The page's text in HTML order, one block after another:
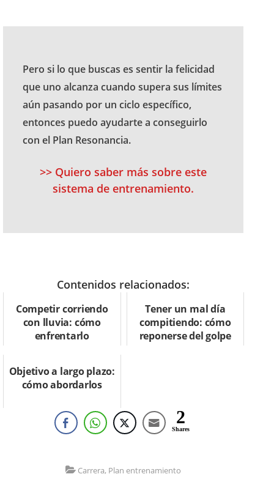
Pero si lo que buscas es sentir la felicidad
que uno alcanza cuando supera sus límites
aún pasando por un ciclo específico,
entonces puedo ayudarte a conseguirlo
con el Plan Resonancia.
>> Quiero saber más sobre este
sistema de entrenamiento.
Contenidos relacionados:
Competir corriendo
con lluvia: cómo
enfrentarlo
Tener un mal día
compitiendo: cómo
reponerse del golpe
Objetivo a largo plazo:
cómo abordarlos
2
Shares
Carrera, Plan entrenamiento